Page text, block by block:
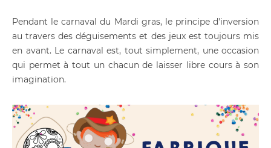
Pendant le carnaval du Mardi gras, le principe d'inversion
au travers des déguisements et des jeux est toujours mis
en avant. Le carnaval est, tout simplement, une occasion
qui permet à tout un chacun de laisser libre cours à son
imagination.